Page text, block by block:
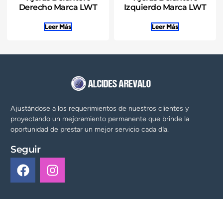
Derecho Marca LWT
Leer Más
Izquierdo Marca LWT
Leer Más
Ajustándose a los requerimientos de nuestros clientes y
proyectando un mejoramiento permanente que brinde la
oportunidad de prestar un mejor servicio cada día.
Seguir